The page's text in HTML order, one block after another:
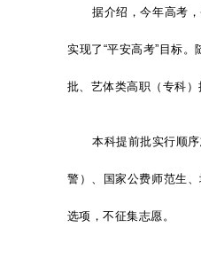
据介绍，今年高考
实现了 “平安高考”目标
批、艺体类高职（专科
本科提前批实行顺
警）、国家公费师范生
选项，不征集志愿。